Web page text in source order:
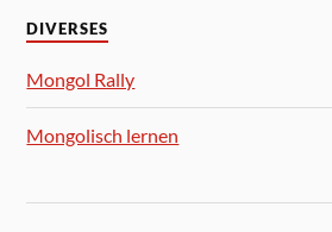
DIVERSES
Mongol Rally
Mongolisch lernen